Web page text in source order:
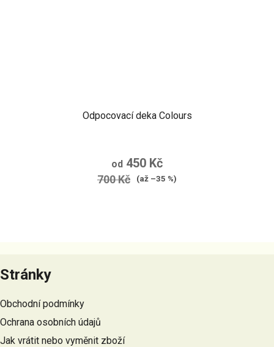
Odpocovací deka Colours
od 450 Kč
700 Kč (až –35 %)
á
p
a
t
í
Stránky
Obchodní podmínky
Ochrana osobních údajů
Jak vrátit nebo vyměnit zboží